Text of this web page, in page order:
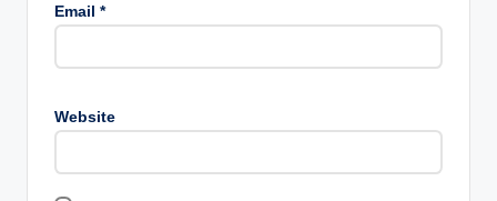
Email *
Website